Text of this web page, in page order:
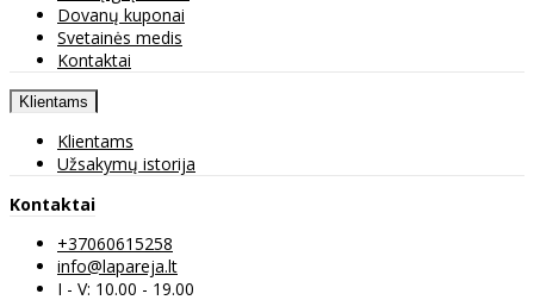
Dovanų kuponai
Svetainės medis
Kontaktai
Klientams
Klientams
Užsakymų istorija
Kontaktai
+37060615258
info@lapareja.lt
I - V: 10.00 - 19.00